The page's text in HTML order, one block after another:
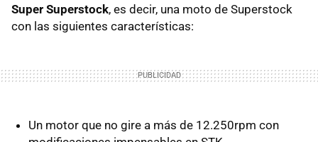
Super Superstock, es decir, una moto de Superstock
con las siguientes características:
Un motor que no gire a más de 12.250rpm con